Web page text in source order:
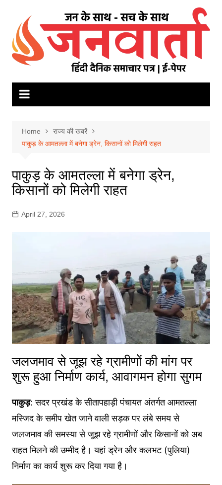
content
Home
राज्य की खबरें
पाकुड़ के आमतल्ला में बनेगा ड्रेन, किसानों को मिलेगी राहत
पाकुड़ के आमतल्ला में बनेगा ड्रेन,
किसानों को मिलेगी राहत
April 27, 2026
जलजमाव से जूझ रहे ग्रामीणों की मांग पर
शुरू हुआ निर्माण कार्य, आवागमन होगा सुगम
पाकुड़: सदर प्रखंड के सीतापहाड़ी पंचायत अंतर्गत आमतल्ला
मस्जिद के समीप खेत जाने वाली सड़क पर लंबे समय से
जलजमाव की समस्या से जूझ रहे ग्रामीणों और किसानों को अब
राहत मिलने की उम्मीद है। यहां ड्रेन और कलभट (पुलिया)
निर्माण का कार्य शुरू कर दिया गया है।